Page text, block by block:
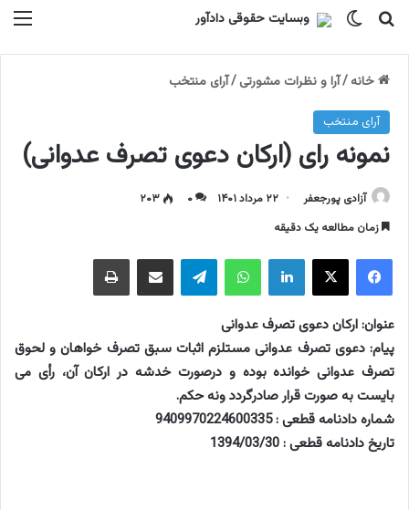
جستجو برایتغییر پوسته
خانه/آرا و نظرات مشورتی/آرای منتخب
آرای منتخب
نمونه رای (ارکان دعوی تصرف عدوانی)
آزادی پورجعفر ۲۲ مرداد ۱۴۰۱ ۰
۲۰۳
زمان مطالعه یک دقیقه
فیسبوک ایکس لینکداین واتس آپ تلگرام اشتراک گذاری با ایمیل
عنوان: ارکان دعوی تصرف عدوانی
پیام: دعوی تصرف عدوانی مستلزم اثبات سبق تصرف خواهان و لحوق
تصرف عدوانی خوانده بوده و درصورت خدشه در ارکان آن، رأی می
بایست به صورت قرار صادرگردد ونه حکم.
شماره دادنامه قطعی :9409970224600335
تاریخ دادنامه قطعی :1394/03/30